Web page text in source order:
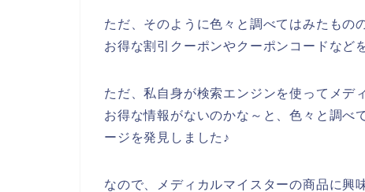
ただ、そのように色々と調べてはみたもの
お得な割引クーポンやクーポンコードなど
ただ、私自身が検索エンジンを使ってメデ
お得な情報がないのかな～と、色々と調べ
ージを発見しました♪
なので、メディカルマイスターの商品に興